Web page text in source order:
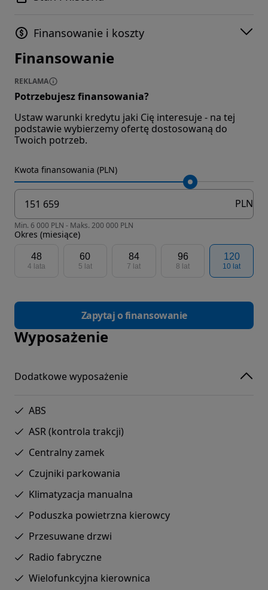
Finansowanie i koszty
Finansowanie
REKLAMA
Potrzebujesz finansowania?
Ustaw warunki kredytu jaki Cię interesuje - na tej
podstawie wybierzemy ofertę dostosowaną do
Twoich potrzeb.
Kwota finansowania (PLN)
PLN
Min. 6 000 PLN - Maks. 200 000 PLN
Okres (miesiące)
48
4 lata
60
5 lat
84
7 lat
96
8 lat
120
10 lat
Zapytaj o finansowanie
Wyposażenie
Dodatkowe wyposażenie
ABS
ASR (kontrola trakcji)
Centralny zamek
Czujniki parkowania
Klimatyzacja manualna
Poduszka powietrzna kierowcy
Przesuwane drzwi
Radio fabryczne
Wielofunkcyjna kierownica